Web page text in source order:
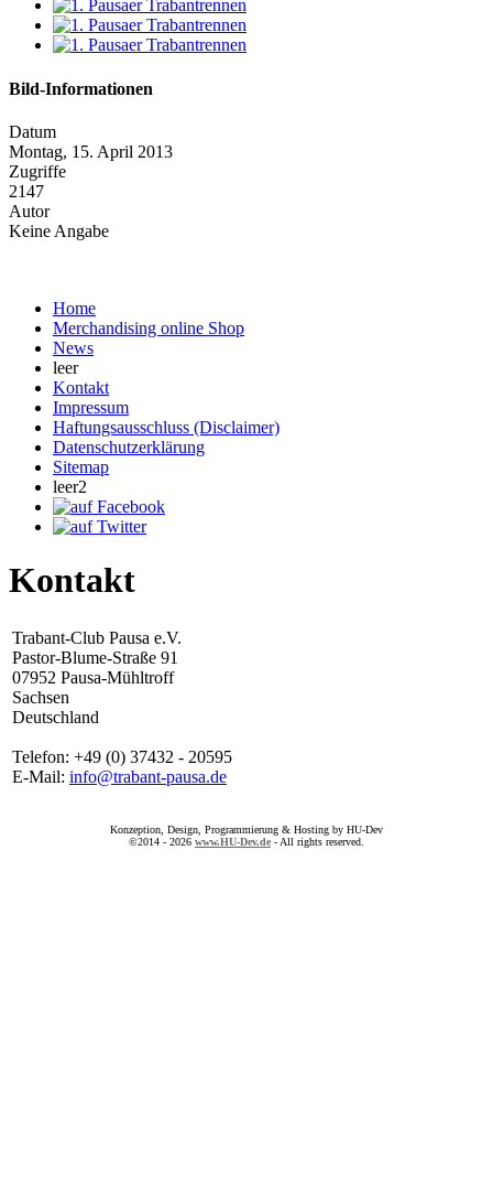
Bild-Informationen
Datum
Montag, 15. April 2013
Zugriffe
2147
Autor
Keine Angabe
Home
Merchandising online Shop
News
leer
Kontakt
Impressum
Haftungsausschluss (Disclaimer)
Datenschutzerklärung
Sitemap
leer2
Kontakt
Trabant-Club Pausa e.V.
Pastor-Blume-Straße 91
07952 Pausa-Mühltroff
Sachsen
Deutschland
Telefon: +49 (0) 37432 - 20595
E-Mail: info@trabant-pausa.de
Konzeption, Design, Programmierung & Hosting by HU-Dev
©2014 - 2026 www.HU-Dev.de - All rights reserved.